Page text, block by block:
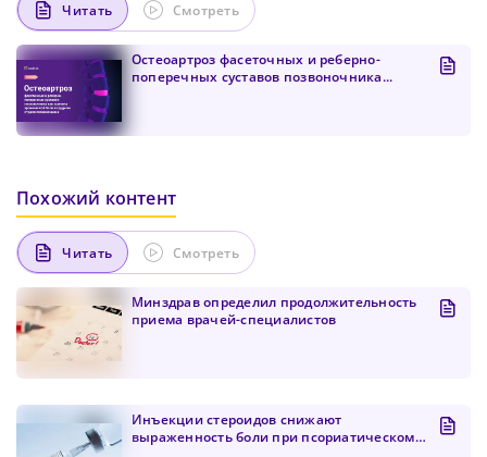
Читать Смотреть
Остеоартроз фасеточных и реберно-
поперечных суставов позвоночника...
Похожий контент
Читать Смотреть
Минздрав определил продолжительность
приема врачей-специалистов
Инъекции стероидов снижают
выраженность боли при псориатическом